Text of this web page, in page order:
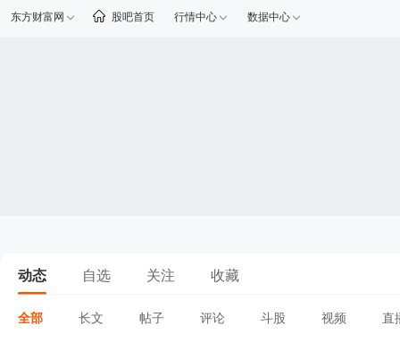
东方财富网 股吧首页 行情中心 数据中心
动态 自选 关注 收藏
全部 长文 帖子 评论 斗股 视频 直